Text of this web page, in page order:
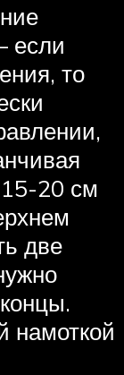
если
то
15-20 см
две
намоткой